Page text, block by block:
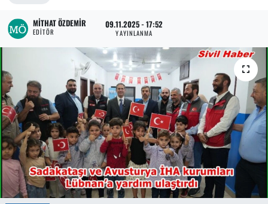
MITHAT ÖZDEMIR
EDITÖR
09.11.2025 - 17:52
YAYINLANMA
Haber Arşivi